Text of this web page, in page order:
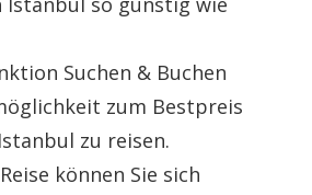
Suchen & Buchen
zum Bestpreis
zu reisen.
können Sie sich